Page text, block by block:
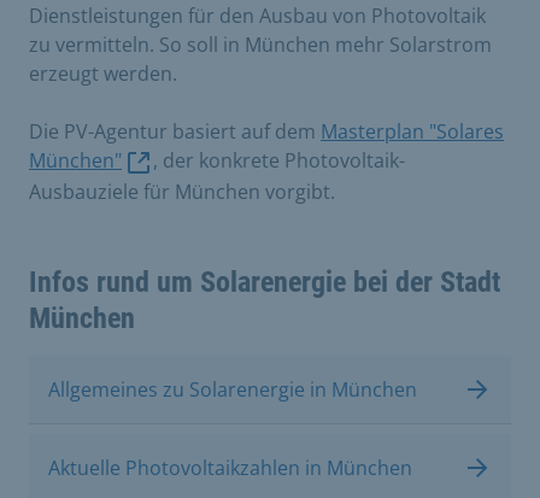
Dienstleistungen für den Ausbau von Photovoltaik
zu vermitteln. So soll in München mehr Solarstrom
erzeugt werden.
Die PV-Agentur basiert auf dem Masterplan "Solares
München"
, der konkrete Photovoltaik-
Ausbauziele für München vorgibt.
Infos rund um Solarenergie bei der Stadt
München
Allgemeines zu Solarenergie in München
Aktuelle Photovoltaikzahlen in München